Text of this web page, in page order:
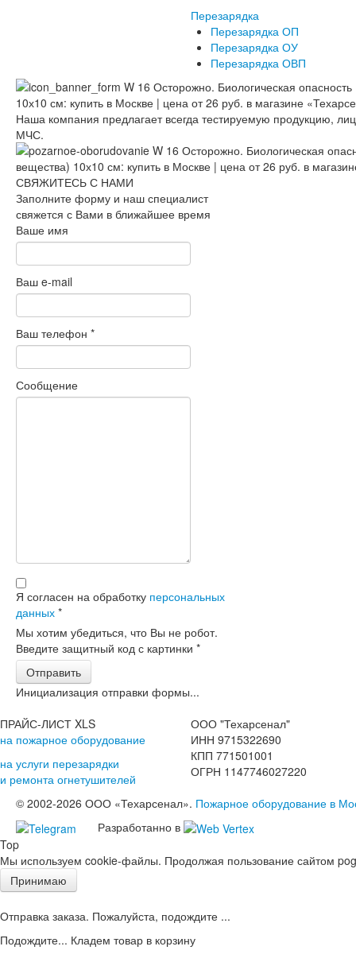
Перезарядка
Перезарядка ОП
Перезарядка ОУ
Перезарядка ОВП
Наша компания предлагает всегда тестируемую продукцию,
МЧС.
СВЯЖИТЕСЬ С НАМИ
Заполните форму и наш специалист
свяжется с Вами в ближайшее время
Ваше имя
Ваш e-mail
Ваш телефон *
Сообщение
Я согласен на обработку персональных
данных *
Мы хотим убедиться, что Вы не робот.
Введите защитный код с картинки *
Отправить
Инициализация отправки формы...
ПРАЙС-ЛИСТ XLS
на пожарное оборудование
на услуги перезарядки
и ремонта огнетушителей
ООО "Техарсенал"
ИНН 9715322690
КПП 771501001
ОГРН 1147746027220
© 2002-2026 ООО «Техарсенал». Пожарное оборудование в
Разработанно в
Top
Мы используем cookie-файлы. Продолжая пользование сайтом
Принимаю
Отправка заказа. Пожалуйста, подождите ...
Подождите... Кладем товар в корзину